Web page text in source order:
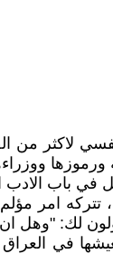
نفسي لاكثر
باب
امر مؤلم
لك: "وهل
في العراق